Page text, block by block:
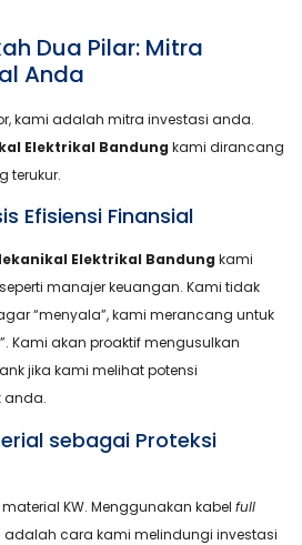
Dua Pilar: Mitra
Anda
kami adalah mitra investasi anda.
Elektrikal Bandung kami dirancang
terukur.
Efisiensi Finansial
Elektrikal Bandung kami
manajer keuangan. Kami tidak
“menyala”, kami merancang untuk
Kami akan proaktif mengusulkan
jika kami melihat potensi
anda.
sebagai Proteksi
KW. Menggunakan kabel full
adalah cara kami melindungi investasi